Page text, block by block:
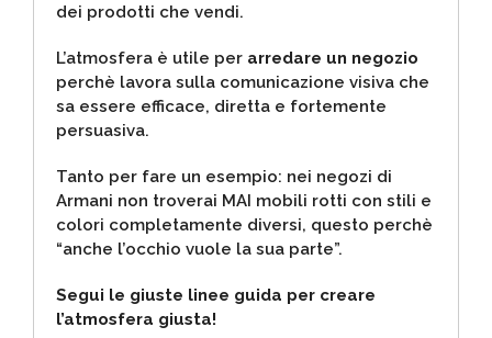
dei prodotti che vendi.
L’atmosfera è utile per arredare un negozio
perchè lavora sulla comunicazione visiva che
sa essere efficace, diretta e fortemente
persuasiva.
Tanto per fare un esempio: nei negozi di
Armani non troverai MAI mobili rotti con stili e
colori completamente diversi, questo perchè
“anche l’occhio vuole la sua parte”.
Segui le giuste linee guida per creare
l’atmosfera giusta!